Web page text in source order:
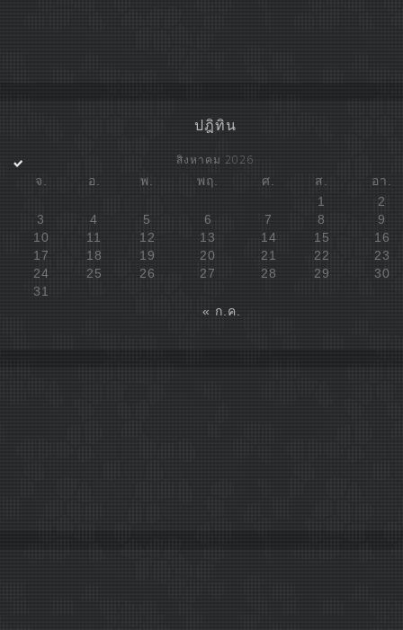
ปฎิทิน
สิงหาคม 2026
จ. อ. พ. พฤ. ศ. ส.
อา.
1
2
3
4 5 6 7 8
9
10
11 12 13 14 15
16
17
18 19 20 21 22
23
24
25 26 27 28 29
30
31
« ก.ค.